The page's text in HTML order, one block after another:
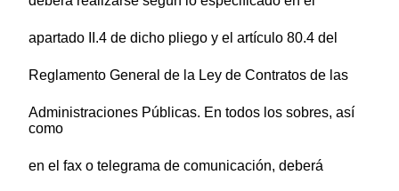
apartado II.4 de dicho pliego y el artículo 80.4 del
Reglamento General de la Ley de Contratos de las
Administraciones Públicas. En todos los sobres, así
como
en el fax o telegrama de comunicación, deberá